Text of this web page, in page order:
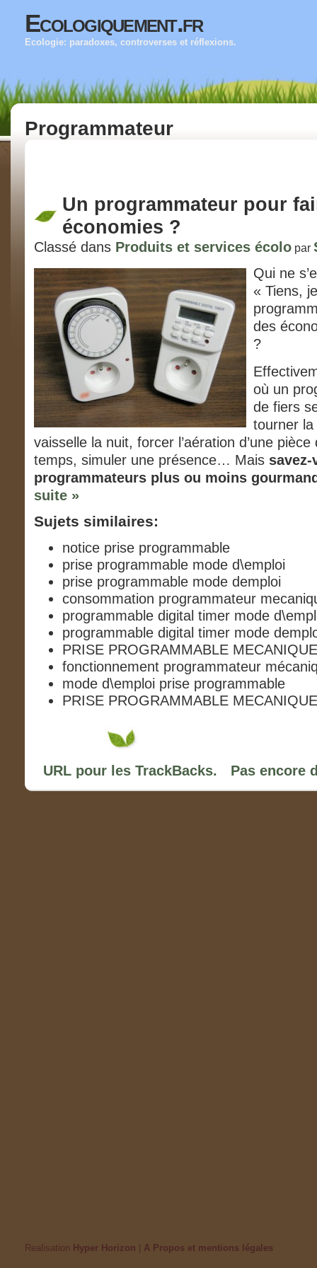
Ecologiquement.fr
Ecologie: paradoxes, controverses et réflexions.
Programmateur
Un programmateur pour
économies ?
Classé dans Produits et services écolo par
Qui ne
« Tiens,
des
?
où un
de fiers
tourner la
vaisselle la nuit, forcer l’aération d’une
temps, simuler une présence… Mais savez-
programmateurs plus ou moins
suite »
Sujets similaires:
notice prise programmable
prise programmable mode d\emploi
prise programmable mode demploi
consommation programmateur
programmable digital timer mode
programmable digital timer mode
PRISE PROGRAMMABLE
fonctionnement programmateur
mode d\emploi prise programmable
PRISE PROGRAMMABLE
URL pour les TrackBacks. Pas encore
Realisation Hyper Horizon | A Propos et mentions légales